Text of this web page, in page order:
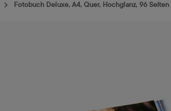
Fotobuch Deluxe, A4, Quer, Hochglanz, 96 Seiten